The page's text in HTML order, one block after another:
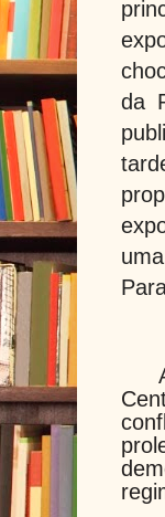
da